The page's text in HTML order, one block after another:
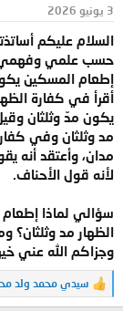
و
و
ع
ء
3 يونيو 2026
السلام عليكم
حسب علمي وفهمي
إطعام المسكين
أقرأ في كفارة
يكون مدّ وثلثان
مد وثلثان وفي
مدان، وأعتقد أنه
لأنه قول الأحناف.
سؤالي لماذا
الظهار مد وثلثان؟
وجزاكم الله عني
ا
ل
سيدي محمد ولد